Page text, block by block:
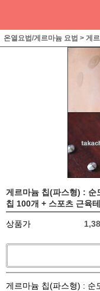
온열요법/게르마늄 요법 > 게
게르마늄 칩(파스형) : 순
칩 100개 + 스포츠 근육
상품가
게르마늄 칩(파스형) : 순